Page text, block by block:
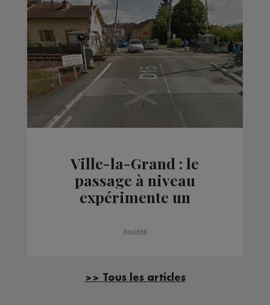
Ville-la-Grand : le
passage à niveau
expérimente un
sécurité
Société
>> Tous les articles